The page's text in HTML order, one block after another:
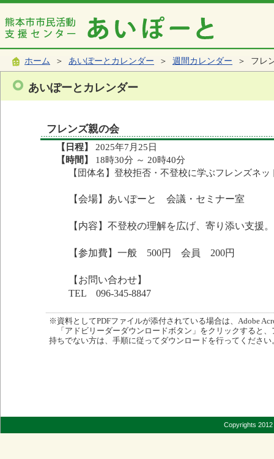
ホーム ＞ あいぽーとカレンダー ＞ 週間カレンダー ＞ フレ
あいぽーとカレンダー
フレンズ親の会
【日程】
2025年7月25日
【時間】
18時30分 ～ 20時40分
【団体名】登校拒否・不登校に学ぶフレンズネ
【会場】あいぽーと 会議・セミナー室
【内容】不登校の理解を広げ、寄り添い支援
【参加費】一般 500円 会員 200円
【お問い合わせ】
TEL 096-345-8847
※資料としてPDFファイルが添付されている場合は、Adobe
「アドビリーダーダウンロードボタン」をクリックすると
持ちでない方は、手順に従ってダウンロードを行ってください
Copyrights